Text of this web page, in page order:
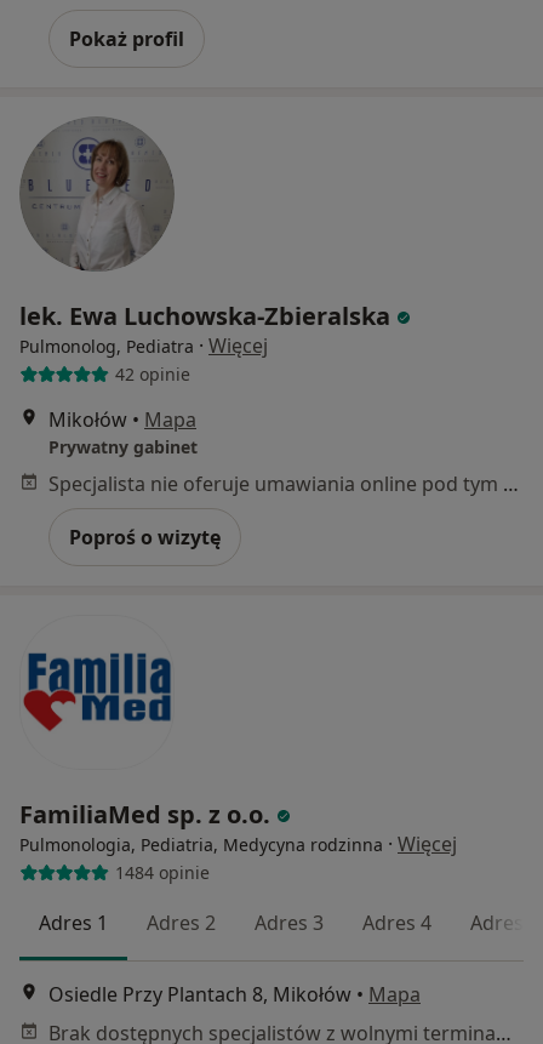
Pokaż profil
lek. Ewa Luchowska-Zbieralska
Pulmonolog, Pediatra · Więcej
42 opinie
Mikołów • Mapa
Prywatny gabinet
Specjalista nie oferuje umawiania online pod tym adresem.
Poproś o wizytę
FamiliaMed sp. z o.o.
Pulmonologia, Pediatria, Medycyna rodzinna · Więcej
1484 opinie
Adres 1 Adres 2 Adres 3 Adres 4 Adres 5
Osiedle Przy Plantach 8, Mikołów • Mapa
Brak dostępnych specjalistów z wolnymi terminami w tym centrum medycznym.